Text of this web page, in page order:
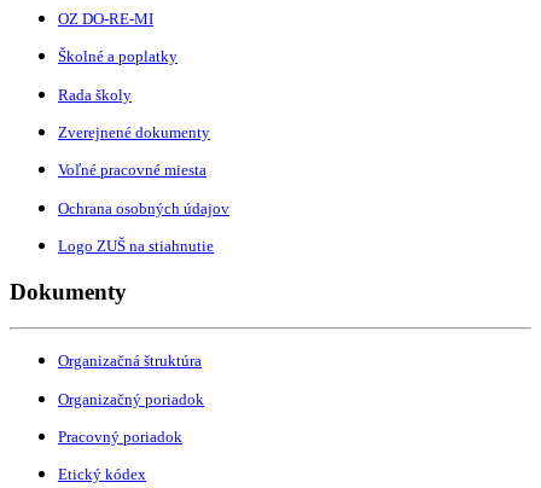
OZ DO-RE-MI
Školné a poplatky
Rada školy
Zverejnené dokumenty
Voľné pracovné miesta
Ochrana osobných údajov
Logo ZUŠ na stiahnutie
Dokumenty
Organizačná štruktúra
Organizačný poriadok
Pracovný poriadok
Etický kódex